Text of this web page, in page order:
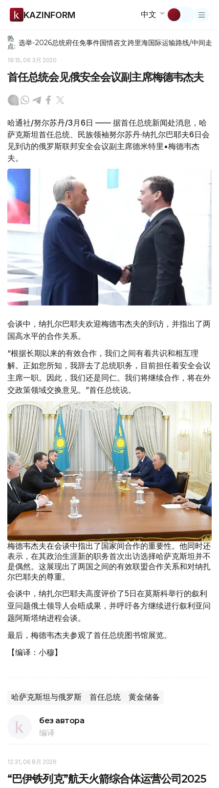
KAZINFORM 中文
热
点: 选举-2026总统府任免事件国情咨文跨里海国际运输路线/中间走廊
19:15, 06 3月 2020
首任总统会见俄安全会议副主席梅德韦杰夫
哈通社/努尔苏丹/3月6日 —— 据首任总统新闻处消息，哈
萨克斯坦首任总统、民族领袖努尔苏丹·纳扎尔巴耶夫6日会
见到访的俄罗斯联邦安全会议副主席德米特里•梅德韦杰
夫。
会谈中，纳扎尔巴耶夫欢迎梅德韦杰夫的到访，并指出了两
国高水平的合作关系。
“根据长期以来的有效合作，我们之间有着共识和相互理
解。正如您所知，我辞去了总统职务，目前担任着安全会议
主席一职。因此，我们还是同仁。我们将继续合作，将在外
交政策领域交换意见。”首任总统说。
梅德韦杰夫在会谈中指出了国家间合作的重要性。他同时还
表示，在其政治生涯新的职务首次出访选择哈萨克斯坦并不
是偶然。这展现出了两国之间的有效联盟合作关系和对纳扎
尔巴耶夫的尊重。
会谈中，纳扎尔巴耶夫高度评价了5日在莫斯科举行的叙利
亚问题俄土领导人会晤成果，并呼吁各方继续进行叙利亚问
题阿斯塔纳进程会谈。
最后，梅德韦杰夫参观了首任总统图书馆展览。
【编译：小穆】
哈萨克斯坦与俄罗斯 首任总统 黄金储备
без автора
编译
12:31, 06 8月 2026
“巴伊铁列克”航天火箭综合体运营公司2025